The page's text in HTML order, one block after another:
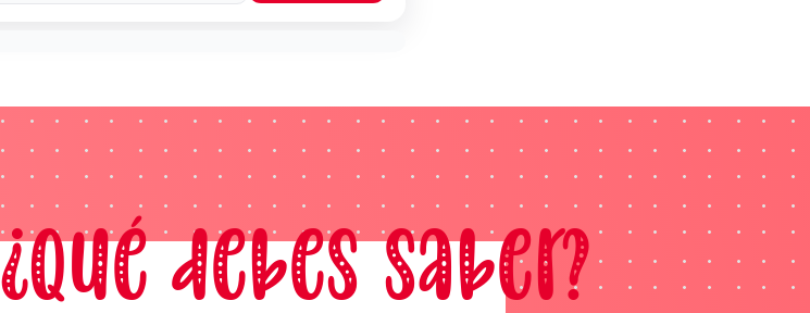
¿Qué debes saber?